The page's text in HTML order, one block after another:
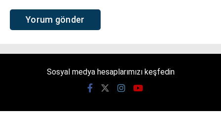
Sosyal medya hesaplarımızı keşfedin